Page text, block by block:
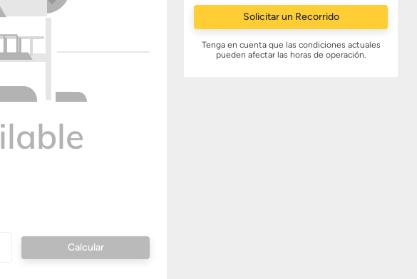
Solicitar un Recorrido
Tenga en cuenta que las condiciones actuales
pueden afectar las horas de operación.